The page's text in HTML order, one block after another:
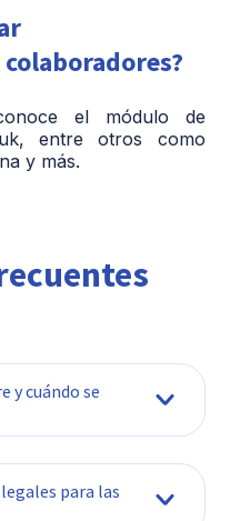
el módulo de
entre otros como
y más.
y cuándo se
para las